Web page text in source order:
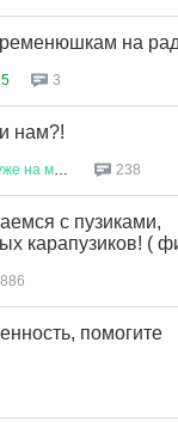
на
3
нам?!
на мен 238
с пузиками,
карапузиков! (
помогите